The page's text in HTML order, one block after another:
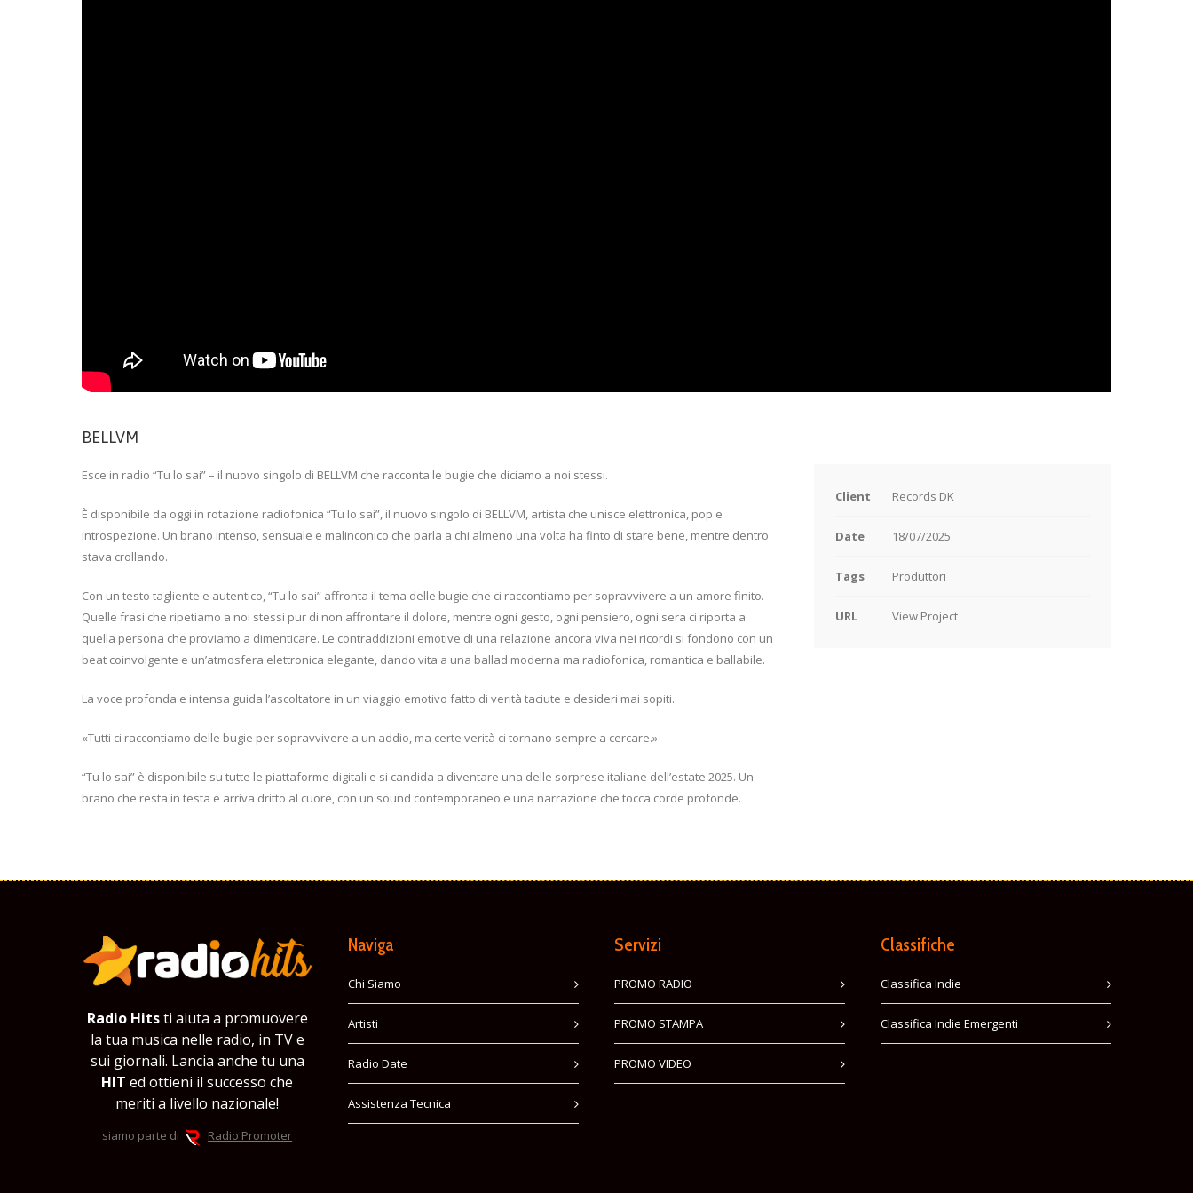
BELLVM
Esce in radio “Tu lo sai” – il nuovo singolo di BELLVM che racconta le bugie che diciamo a noi stessi.
È disponibile da oggi in rotazione radiofonica “Tu lo sai”, il nuovo singolo di BELLVM, artista che unisce elettronica, pop e
introspezione. Un brano intenso, sensuale e malinconico che parla a chi almeno una volta ha finto di stare bene, mentre dentro
stava crollando.
Con un testo tagliente e autentico, “Tu lo sai” affronta il tema delle bugie che ci raccontiamo per sopravvivere a un amore finito.
Quelle frasi che ripetiamo a noi stessi pur di non affrontare il dolore, mentre ogni gesto, ogni pensiero, ogni sera ci riporta a
quella persona che proviamo a dimenticare. Le contraddizioni emotive di una relazione ancora viva nei ricordi si fondono con un
beat coinvolgente e un’atmosfera elettronica elegante, dando vita a una ballad moderna ma radiofonica, romantica e ballabile.
La voce profonda e intensa guida l’ascoltatore in un viaggio emotivo fatto di verità taciute e desideri mai sopiti.
«Tutti ci raccontiamo delle bugie per sopravvivere a un addio, ma certe verità ci tornano sempre a cercare.»
“Tu lo sai” è disponibile su tutte le piattaforme digitali e si candida a diventare una delle sorprese italiane dell’estate 2025. Un
brano che resta in testa e arriva dritto al cuore, con un sound contemporaneo e una narrazione che tocca corde profonde.
Client Records DK
Date 18/07/2025
Tags Produttori
URL View Project
Radio Hitsti aiuta a promuovere
la tua musica nelle radio, in TV e
sui giornali. Lancia anche tu una
HIT ed ottieni il successo che
meriti a livello nazionale!
siamo parte di Radio Promoter
Naviga
Chi Siamo
Artisti
Radio Date
Assistenza Tecnica
Servizi
PROMO RADIO
PROMO STAMPA
PROMO VIDEO
Classifiche
Classifica Indie
Classifica Indie Emergenti